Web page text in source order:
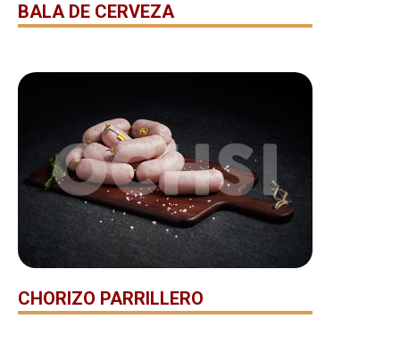
BALA DE CERVEZA
CHORIZO PARRILLERO